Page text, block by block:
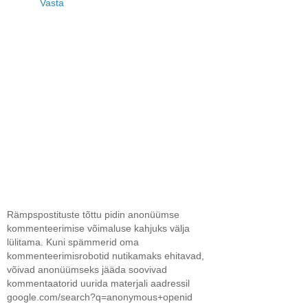
Vasta
Rämpspostituste tõttu pidin anonüümse
kommenteerimise võimaluse kahjuks välja
lülitama. Kuni spämmerid oma
kommenteerimisrobotid nutikamaks ehitavad,
võivad anonüümseks jääda soovivad
kommentaatorid uurida materjali aadressil
google.com/search?q=anonymous+openid